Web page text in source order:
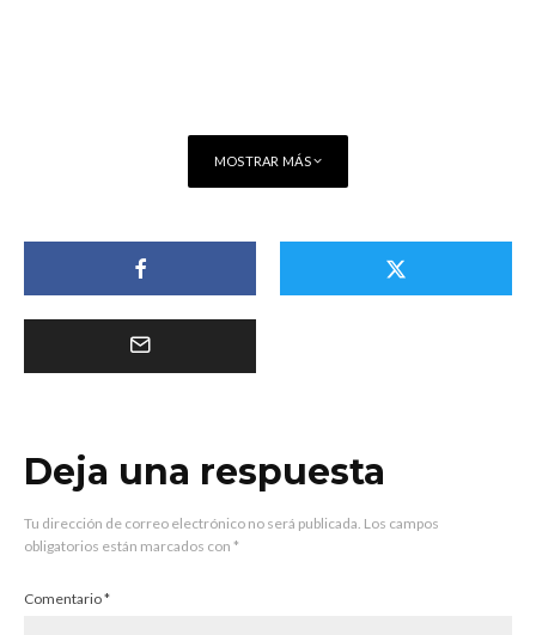
MOSTRAR MÁS
Deja una respuesta
Tu dirección de correo electrónico no será publicada. Los campos
obligatorios están marcados con *
Comentario*